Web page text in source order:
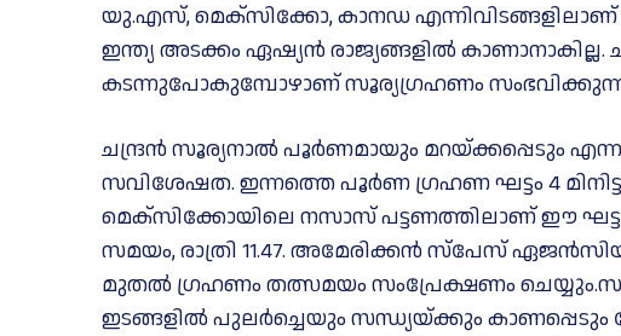
യു.എസ്, മെക്സിക്കോ, കാനഡ
ഇന്ത്യ അടക്കം ഏഷ്യൻ രാജ്യങ്ങളിൽ
കടന്നുപോകുമ്പോഴാണ് സൂര്യഗ്രഹണം
ചന്ദ്രൻ സൂര്യനാൽ പൂർണമായും മറയ്ക്കപ്പെടും
സവിശേഷത. ഇന്നത്തെ പൂർണ ഗ്രഹണ ഘട്ടം 4
മെക്സിക്കോയിലെ നസാസ് പട്ടണത്തിലാണ് ഈ
സമയം, രാത്രി 11.47. അമേരിക്കൻ സ്പേസ്
മുതൽ ഗ്രഹണം തത്സമയം സംപ്രേക്ഷണം
ഇടങ്ങളിൽ പുലർച്ചെയും സന്ധ്യയ്ക്കും